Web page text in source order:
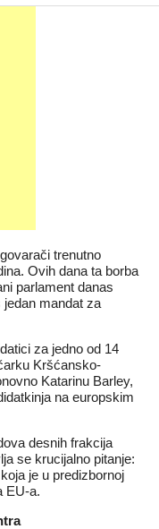
trenutno
Ovih dana ta borba
parlament danas
mandat za
za jedno od 14
Kršćansko-
Katarinu Barley,
na europskim
desnih frakcija
se krucijalno pitanje:
je u predizbornoj
EU-a.